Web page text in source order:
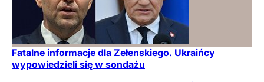
Fatalne informacje dla Zełenskiego. Ukraińcy
wypowiedzieli się w sondażu